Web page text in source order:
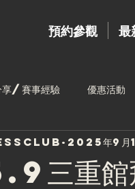
預約參觀 最
享/賽事經驗 優惠活動
台中館課表 高雄館
重館
2025年9月